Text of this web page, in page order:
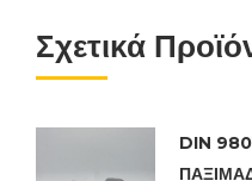
Σχετικά
DIN